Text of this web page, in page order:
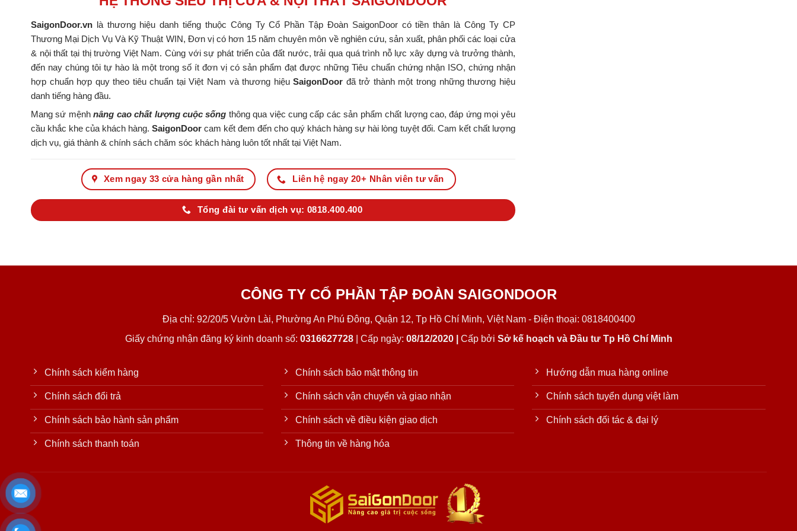
SaigonDoor.vn là thương hiệu danh tiếng thuộc Công Ty Cổ Phần Tập Đoàn SaigonDoor có tiền thân là Công Ty CP
Thương Mại Dịch Vụ Và Kỹ Thuật WIN, Đơn vị có hơn 15 năm chuyên môn về nghiên cứu, sản xuất, phân phối các loại cửa
& nội thất tại thị trường Việt Nam. Cùng với sự phát triển của đất nước, trải qua quá trình nỗ lực xây dựng và trưởng thành,
đến nay chúng tôi tự hào là một trong số ít đơn vị có sản phẩm đạt được những Tiêu chuẩn chứng nhận ISO, chứng nhận
hợp chuẩn hợp quy theo tiêu chuẩn tại Việt Nam và thương hiệuSaigonDoor đã trở thành một trong những thương hiệu
danh tiếng hàng đầu.
Mang sứ mệnhnâng cao chất lượng cuộc sống thông qua việc cung cấp các sản phẩm chất lượng cao, đáp ứng mọi yêu
cầu khắc khe của khách hàng.SaigonDoor cam kết đem đến cho quý khách hàng sự hài lòng tuyệt đối. Cam kết chất lượng
dịch vụ, giá thành & chính sách chăm sóc khách hàng luôn tốt nhất tại Việt Nam.
Xem ngay 33 cửa hàng gần nhất Liên hệ ngay 20+ Nhân viên tư vấn
Tổng đài tư vấn dịch vụ: 0818.400.400
CÔNG TY CỔ PHẦN TẬP ĐOÀN SAIGONDOOR
Địa chỉ: 92/20/5 Vườn Lài, Phường An Phú Đông, Quận 12, Tp Hồ Chí Minh, Việt Nam - Điện thoại: 0818400400
Giấy chứng nhận đăng ký kinh doanh số: 0316627728| Cấp ngày: 08/12/2020 | Cấp bởi Sở kế hoạch và Đầu tư Tp Hồ Chí Minh
Chính sách kiểm hàng
Chính sách đổi trả
Chính sách bảo hành sản phẩm
Chính sách thanh toán
Chính sách bảo mật thông tin
Chính sách vận chuyển và giao nhận
Chính sách về điều kiện giao dịch
Thông tin về hàng hóa
Hướng dẫn mua hàng online
Chính sách tuyển dụng việt làm
Chính sách đối tác & đại lý